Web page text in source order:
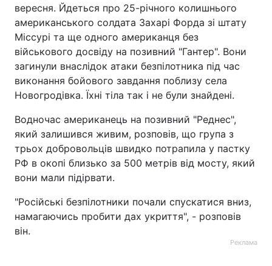
вересня. Йдеться про 25-річного колишнього
американського солдата Захарі Форда зі штату
Міссурі та ще одного американця без
військового досвіду на позивний "Гантер". Вони
загинули внаслідок атаки безпілотника під час
виконання бойового завдання поблизу села
Новогродівка. Їхні тіла так і не були знайдені.
Водночас американець на позивний "Реднес",
який залишився живим, розповів, що група з
трьох добровольців швидко потрапила у пастку
РФ в окопі близько за 500 метрів від мосту, який
вони мали підірвати.
"Російські безпілотники почали спускатися вниз,
намагаючись пробити дах укриття", - розповів
він.
Реклама